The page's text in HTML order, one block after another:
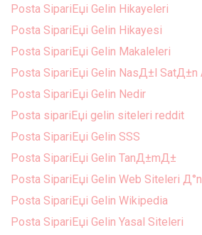
Posta SipariЕџi Gelin Hikayeleri
Posta SipariЕџi Gelin Hikayesi
Posta SipariЕџi Gelin Makaleleri
Posta SipariЕџi Gelin NasД±l
Posta SipariЕџi Gelin Nedir
Posta sipariЕџi gelin siteleri reddit
Posta SipariЕџi Gelin SSS
Posta SipariЕџi Gelin TanД±mД±
Posta SipariЕџi Gelin Web Siteleri
Posta SipariЕџi Gelin Wikipedia
Posta SipariЕџi Gelin Yasal Siteleri